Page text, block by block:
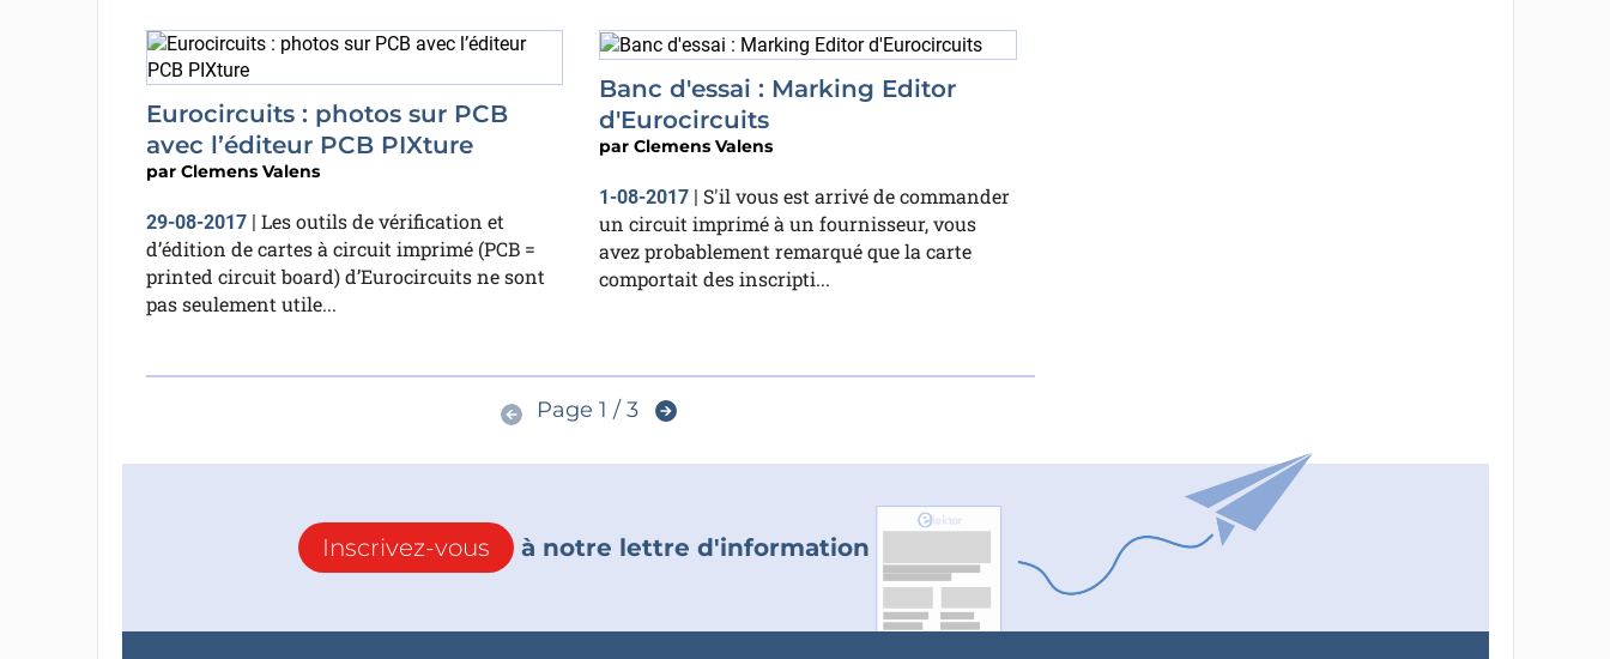
Eurocircuits : photos sur PCB
avec l’éditeur PCB PIXture
par Clemens Valens
29-08-2017| Les outils de vérification et
d’édition de cartes à circuit imprimé (PCB =
printed circuit board) d’Eurocircuits ne sont
pas seulement utile...
Banc d'essai : Marking Editor
d'Eurocircuits
par Clemens Valens
1-08-2017 | S'il vous est arrivé de commander
un circuit imprimé à un fournisseur, vous
avez probablement remarqué que la carte
comportait des inscripti...
Page 1 / 3
Inscrivez-vous à notre lettre d'information